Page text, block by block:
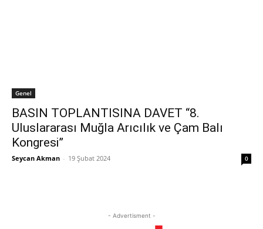
Genel
BASIN TOPLANTISINA DAVET “8.
Uluslararası Muğla Arıcılık ve Çam Balı
Kongresi”
Seycan Akman - 19 Şubat 2024 0
- Advertisment -